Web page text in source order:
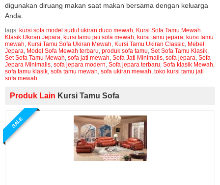
digunakan diruang makan saat makan bersama dengan keluarga
Anda.
tags: kursi sofa model sudut ukiran duco mewah, Kursi Sofa Tamu Mewah
Klasik Ukiran Jepara, kursi tamu jati sofa mewah, kursi tamu jepara, kursi tamu
mewah, Kursi Tamu Sofa Ukiran Mewah, Kursi Tamu Ukiran Classic, Mebel
Jepara, Model Sofa Mewah terbaru, produk sofa tamu, Set Sofa Tamu Klasik,
Set Sofa Tamu Mewah, sofa jati mewah, Sofa Jati Minimalis, sofa jepara, Sofa
Jepara Minimalis, sofa jepara modern, Sofa jepara terbaru, Sofa klasik Mewah,
sofa tamu klasik, sofa tamu mewah, sofa ukiran mewah, toko kursi tamu jati
sofa mewah
Produk Lain Kursi Tamu Sofa
SALE